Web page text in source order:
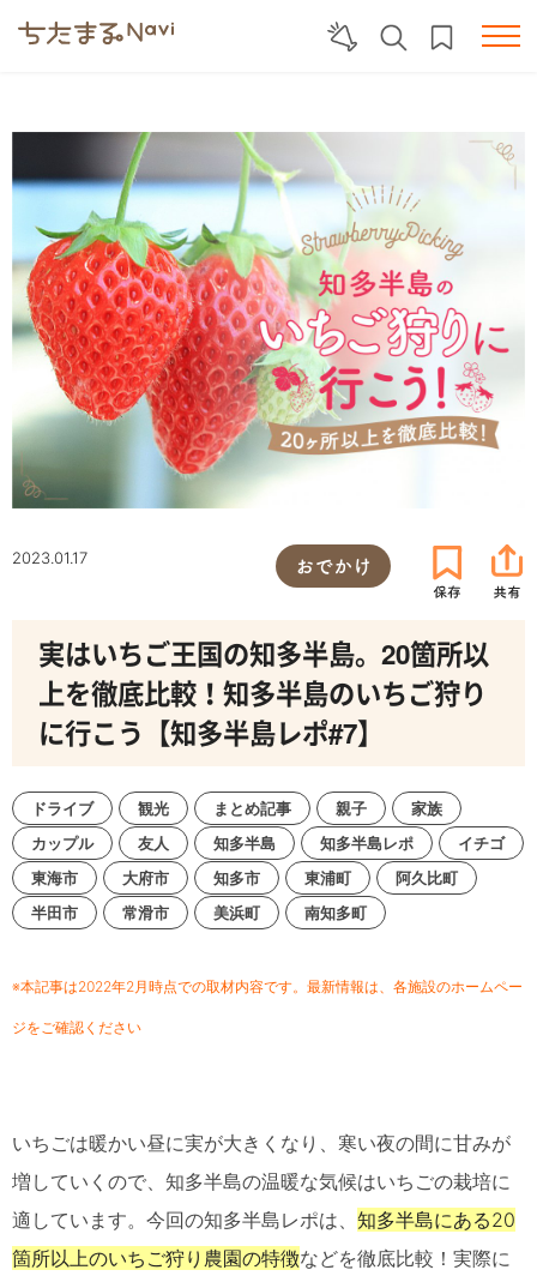
2023.01.17 おでかけ
実はいちご王国の知多半島。20箇所以
上を徹底比較！知多半島のいちご狩り
に行こう【知多半島レポ#7】
ドライブ 観光 まとめ記事 親子
家族
カップル
友人 知多半島 知多半島レポ
イチゴ
東海市
大府市 知多市 東浦町
阿久比町
半田市
常滑市 美浜町 南知多町
※本記事は2022年2月時点での取材内容です。最新情報は、各施設のホームペー
ジをご確認ください
いちごは暖かい昼に実が大きくなり、寒い夜の間に甘みが
増していくので、知多半島の温暖な気候はいちごの栽培に
適しています。今回の知多半島レポは、 知多半島にある20
箇所以上のいちご狩り農園の特徴などを徹底比較！実際に